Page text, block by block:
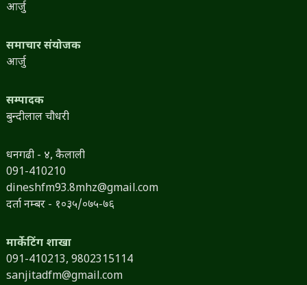
आर्जु
समाचार संयोजक
आर्जु
सम्पादक
बुन्दीलाल चौधरी
धनगढी - ४, कैलाली
091-410210
dineshfm93.8mhz@gmail.com
दर्ता नम्बर - १०३५/०७५-७६
मार्केटिंग शाखा
091-410213, 9802315114
sanjitadfm@gmail.com